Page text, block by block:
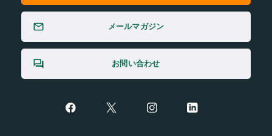
メールマガジン
お問い合わせ